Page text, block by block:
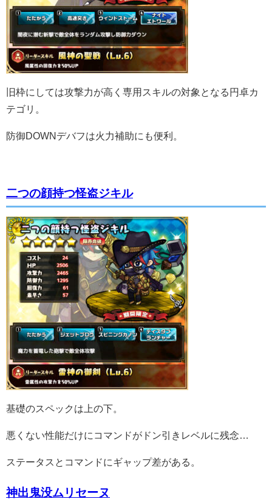
旧枠にしては攻撃力が高く専用スキルの対象となる円卓カ
テゴリ。
防御DOWNデバフは火力補助にも便利。
二つの顔持つ怪盗ジキル
基礎のスペックは上の下。
悪くない性能だけにコマンドがドン引きレベルに残念…
ステータスとコマンドにギャップ差がある。
神出鬼没ムリセーヌ